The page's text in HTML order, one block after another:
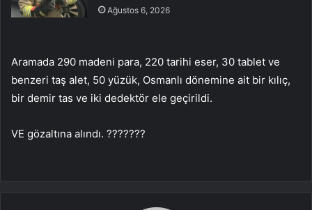
Ağustos 6, 2026
Aramada 290 madeni para, 220 tarihi eser, 30 tablet ve
benzeri taş alet, 50 yüzük, Osmanlı dönemine ait bir kılıç,
bir demir tas ve iki dedektör ele geçirildi.
VE gözaltına alındı. ???????